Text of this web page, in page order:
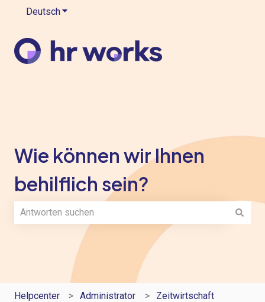
DeutschUntermenü für Übersetzungen anzeigen
Wie können wir Ihnen
behilflich sein?
Es gibt keine Vorschläge, da das Suchfeld leer ist.
Helpcenter Administrator Zeitwirtschaft